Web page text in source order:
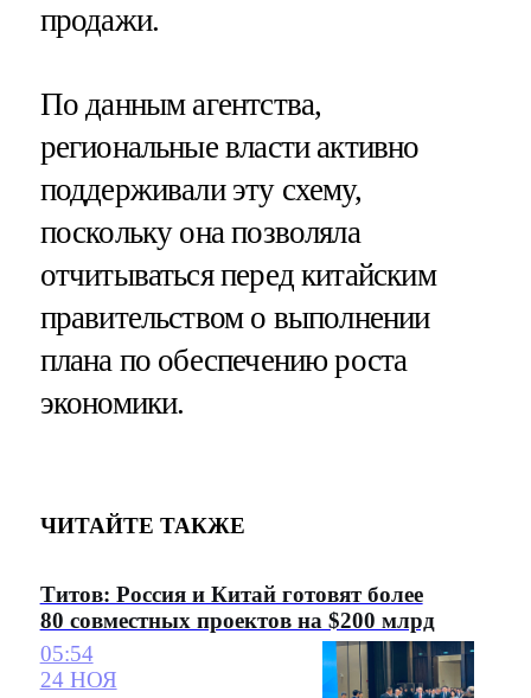
продажи.
По данным агентства,
региональные власти активно
поддерживали эту схему,
поскольку она позволяла
отчитываться перед китайским
правительством о выполнении
плана по обеспечению роста
экономики.
ЧИТАЙТЕ ТАКЖЕ
Титов: Россия и Китай готовят более
80 совместных проектов на $200 млрд
05:54
24 НОЯ